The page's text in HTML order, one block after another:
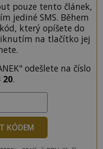
pouze tento článek,
jediné SMS. Během
který opíšete do
na tlačítko jej
odešlete na číslo
20.
KÓDEM